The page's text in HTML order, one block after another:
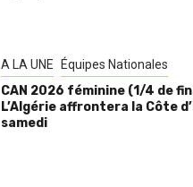
A LA UNE Équipes Nationales
CAN 2026 féminine (1/4 de
L’Algérie affrontera la Côte
samedi